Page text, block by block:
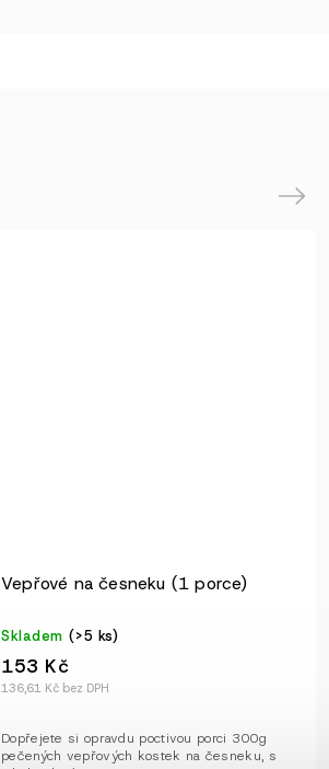
Vepřové na česneku (1 porce)
Skladem (>5 ks)
136,61 Kč bez DPH
153 Kč
Dopřejete si opravdu poctivou porci 300g
pečených vepřových kostek na česneku, s
Next